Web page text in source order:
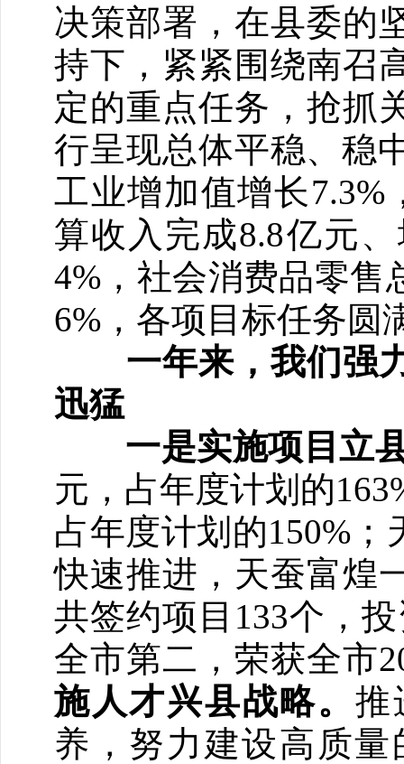
决策部署，在县委的
持下，紧紧围绕南召
定的重点任务，抢抓
行呈现总体平稳、稳
工业增加值增长7.3%
算收入完成8.8亿元
4%，社会消费品零售
6%，各项目标任务圆
一年来，我们强
迅猛
一是实施项目立
元，占年度计划的
占年度计划的150%
快速推进，天蚕富煌
共签约项目133个，
全市第二，荣获全市
施人才兴县战略。 推
养，努力建设高质